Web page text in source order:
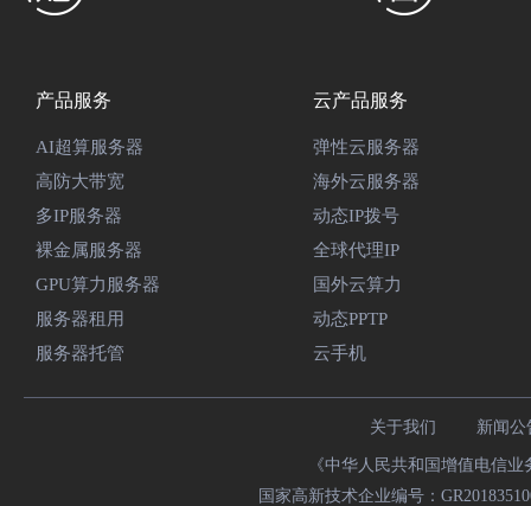
产品服务
AI超算服务器
高防大带宽
多IP服务器
裸金属服务器
GPU算力服务器
服务器租用
服务器托管
云产品服务
弹性云服务器
海外云服务器
动态IP拨号
全球代理IP
国外云算力
动态PPTP
云手机
关于我们 新闻公
《中华人民共和国增值电信
国家高新技术企业编号：